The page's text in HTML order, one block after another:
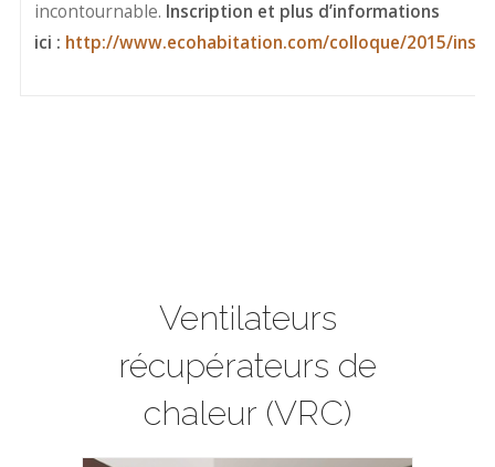
incontournable. Inscription et plus d’informations
ici : http://www.ecohabitation.com/colloque/2015/
Ventilateurs
récupérateurs de
chaleur (VRC)